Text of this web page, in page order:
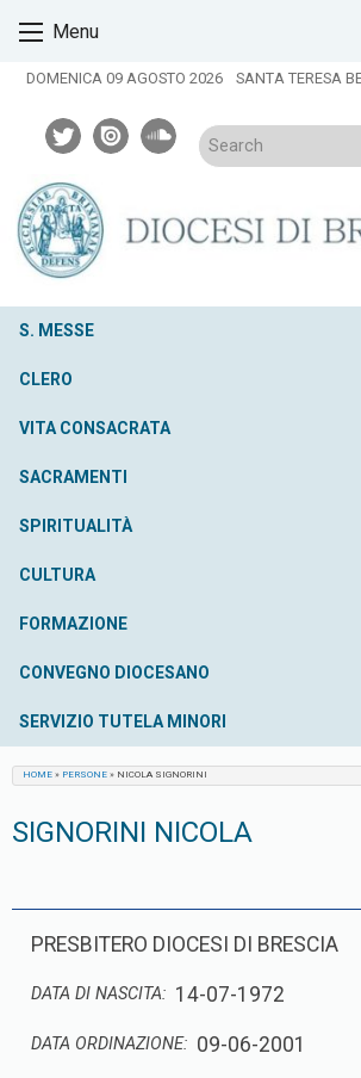
content
Menu
DOMENICA 09 AGOSTO 2026
SANTA TERESA
twitterissuusoundcloud
S. MESSE
CLERO
VITA CONSACRATA
SACRAMENTI
SPIRITUALITÀ
CULTURA
FORMAZIONE
CONVEGNO DIOCESANO
SERVIZIO TUTELA MINORI
HOME » PERSONE » NICOLA SIGNORINI
SIGNORINI NICOLA
PRESBITERO DIOCESI DI BRESCIA
DATA DI NASCITA: 14-07-1972
DATA ORDINAZIONE: 09-06-2001